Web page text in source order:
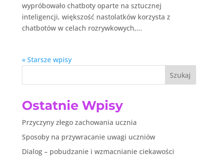
wypróbowało chatboty oparte na sztucznej
inteligencji, większość nastolatków korzysta z
chatbotów w celach rozrywkowych,...
« Starsze wpisy
Szukaj
Ostatnie Wpisy
Przyczyny złego zachowania ucznia
Sposoby na przywracanie uwagi uczniów
Dialog – pobudzanie i wzmacnianie ciekawości